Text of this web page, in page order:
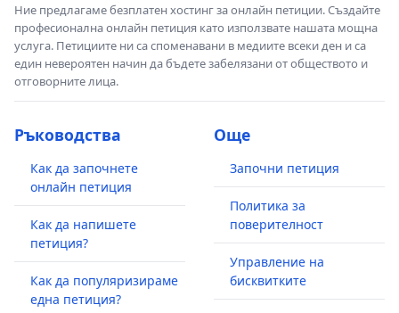
Ние предлагаме безплатен хостинг за онлайн петиции. Създайте
професионална онлайн петиция като използвате нашата мощна
услуга. Петициите ни са споменавани в медиите всеки ден и са
един невероятен начин да бъдете забелязани от обществото и
отговорните лица.
Ръководства
Как да започнете
онлайн петиция
Как да напишете
петиция?
Как да популяризираме
една петиция?
Още
Започни петиция
Политика за
поверителност
Управление на
бисквитките